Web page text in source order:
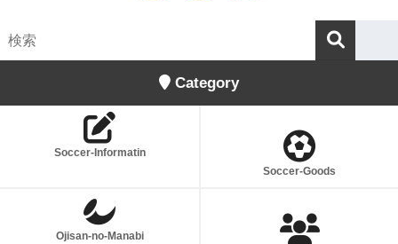
Category
Soccer-Informatin
Soccer-Goods
Ojisan-no-Manabi